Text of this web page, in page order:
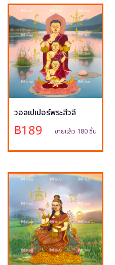
วอลเปเปอร์พระสีวลี
฿189 ขายแล้ว 180 ชิ้น